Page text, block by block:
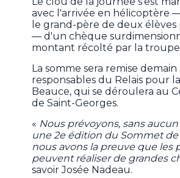
avec l'arrivée en hélicoptère
le grand-père de deux
— d'un chèque
montant récolté par la
La somme sera remise demain
responsables du Relais pour
Beauce, qui se déroulera au
de Saint-Georges.
« Nous prévoyons, sans
une 2e édition du Sommet de
nous avons la preuve que les
peuvent réaliser de grandes
savoir Josée Nadeau.